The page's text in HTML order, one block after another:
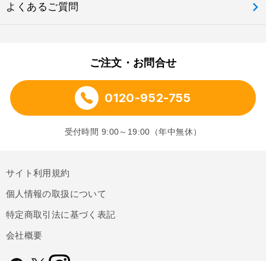
よくあるご質問
ご注文・お問合せ
0120-952-755
受付時間 9:00～19:00（年中無休）
サイト利用規約
個人情報の取扱について
特定商取引法に基づく表記
会社概要